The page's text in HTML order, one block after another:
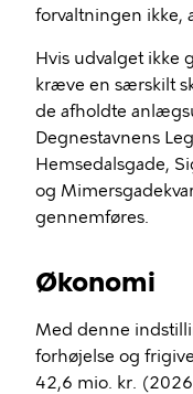
forvaltningen ikke,
Hvis udvalget ikke
kræve en særskilt
de afholdte
Degnestavnens
Hemsedalsgade,
og
gennemføres.
Økonomi
Med denne
forhøjelse og
42,6 mio. kr.